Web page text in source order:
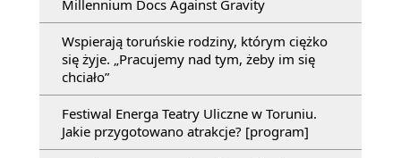
Millennium Docs Against Gravity
Wspierają toruńskie rodziny, którym ciężko
się żyje. „Pracujemy nad tym, żeby im się
chciało”
Festiwal Energa Teatry Uliczne w Toruniu.
Jakie przygotowano atrakcje? [program]